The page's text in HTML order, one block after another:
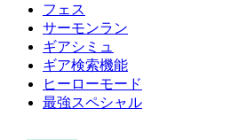
フェス
サーモンラン
ギアシミュ
ギア検索機能
ヒーローモード
最強スペシャル